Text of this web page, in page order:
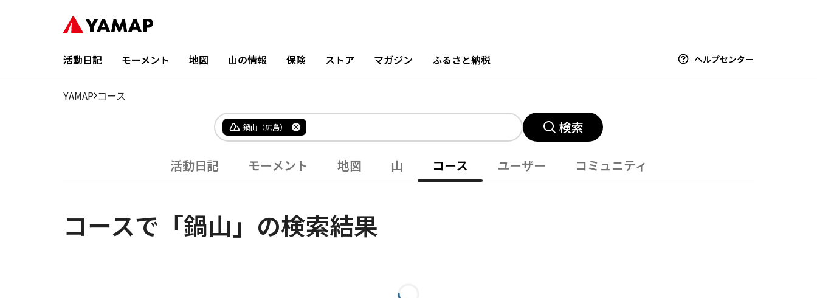
活動日記 モーメント 地図 山の情報 保険 ストア マガジン ふるさと納税 ヘルプセンター
YAMAP コース
鍋山（広島） 検索
活動日記 モーメント 地図 山 コース ユーザー コミュニティ
コースで「鍋山」の検索結果